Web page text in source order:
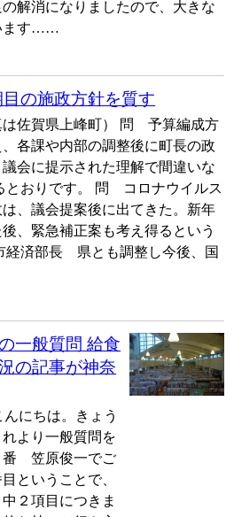
解消になりましたので、大きな
ます……
の施政方針を質す
佐賀県上峰町） 問 予算編成方
各課や内部の調整後に町長の政
会に提示された理解で間違いな
おりです。 問 コロナウイルス
、議会提案後に出てきた。新年
、緊急補正案も考え得るという
経済部長 県とも調整し今後、国
一般質問 給食
の記事が神奈
にちは。きょう
より一般質問を
番 笠原俊一でご
ということで、
２項目につきま